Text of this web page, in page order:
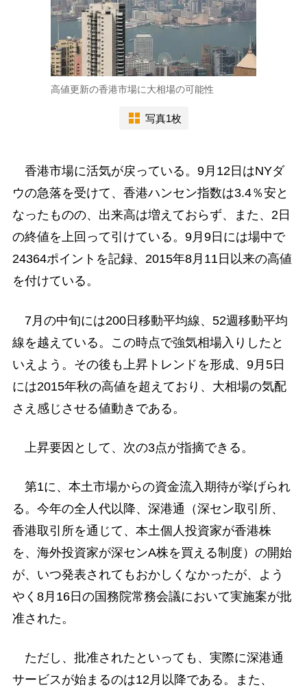
高値更新の香港市場に大相場の可能性
写真1枚
香港市場に活気が戻っている。9月12日はNYダ
ウの急落を受けて、香港ハンセン指数は3.4％安と
なったものの、出来高は増えておらず、また、2日
の終値を上回って引けている。9月9日には場中で
24364ポイントを記録、2015年8月11日以来の高値
を付けている。
7月の中旬には200日移動平均線、52週移動平均
線を越えている。この時点で強気相場入りしたと
いえよう。その後も上昇トレンドを形成、9月5日
には2015年秋の高値を超えており、大相場の気配
さえ感じさせる値動きである。
上昇要因として、次の3点が指摘できる。
第1に、本土市場からの資金流入期待が挙げられ
る。今年の全人代以降、深港通（深セン取引所、
香港取引所を通じて、本土個人投資家が香港株
を、海外投資家が深センA株を買える制度）の開始
が、いつ発表されてもおかしくなかったが、よう
やく8月16日の国務院常務会議において実施案が批
准された。
ただし、批准されたといっても、実際に深港通
サービスが始まるのは12月以降である。また、